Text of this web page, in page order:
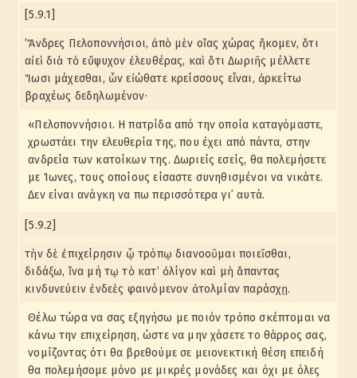
[5.9.1]
’Ἄνδρες Πελοποννήσιοι, ἀπὸ μὲν οἵας χώρας ἥκομεν, ὅτι
αἰεὶ διὰ τὸ εὔψυχον ἐλευθέρας, καὶ ὅτι Δωριῆς μέλλετε
Ἴωσι μάχεσθαι, ὧν εἰώθατε κρείσσους εἶναι, ἀρκείτω
βραχέως δεδηλωμένον·
«Πελοποννήσιοι. Η πατρίδα από την οποία καταγόμαστε,
χρωστάει την ελευθερία της, που έχει από πάντα, στην
ανδρεία των κατοίκων της. Δωριείς εσείς, θα πολεμήσετε
με Ίωνες, τους οποίους είσαστε συνηθισμένοι να νικάτε.
Δεν είναι ανάγκη να πω περισσότερα γι᾽ αυτά.
[5.9.2]
τὴν δὲ ἐπιχείρησιν ᾧ τρόπῳ διανοοῦμαι ποιεῖσθαι,
διδάξω, ἵνα μή τῳ τὸ κατ’ ὀλίγον καὶ μὴ ἅπαντας
κινδυνεύειν ἐνδεὲς φαινόμενον ἀτολμίαν παράσχῃ.
Θέλω τώρα να σας εξηγήσω με ποιόν τρόπο σκέπτομαι να
κάνω την επιχείρηση, ώστε να μην χάσετε το θάρρος σας,
νομίζοντας ότι θα βρεθούμε σε μειονεκτική θέση επειδή
θα πολεμήσομε μόνο με μικρές μονάδες και όχι με όλες